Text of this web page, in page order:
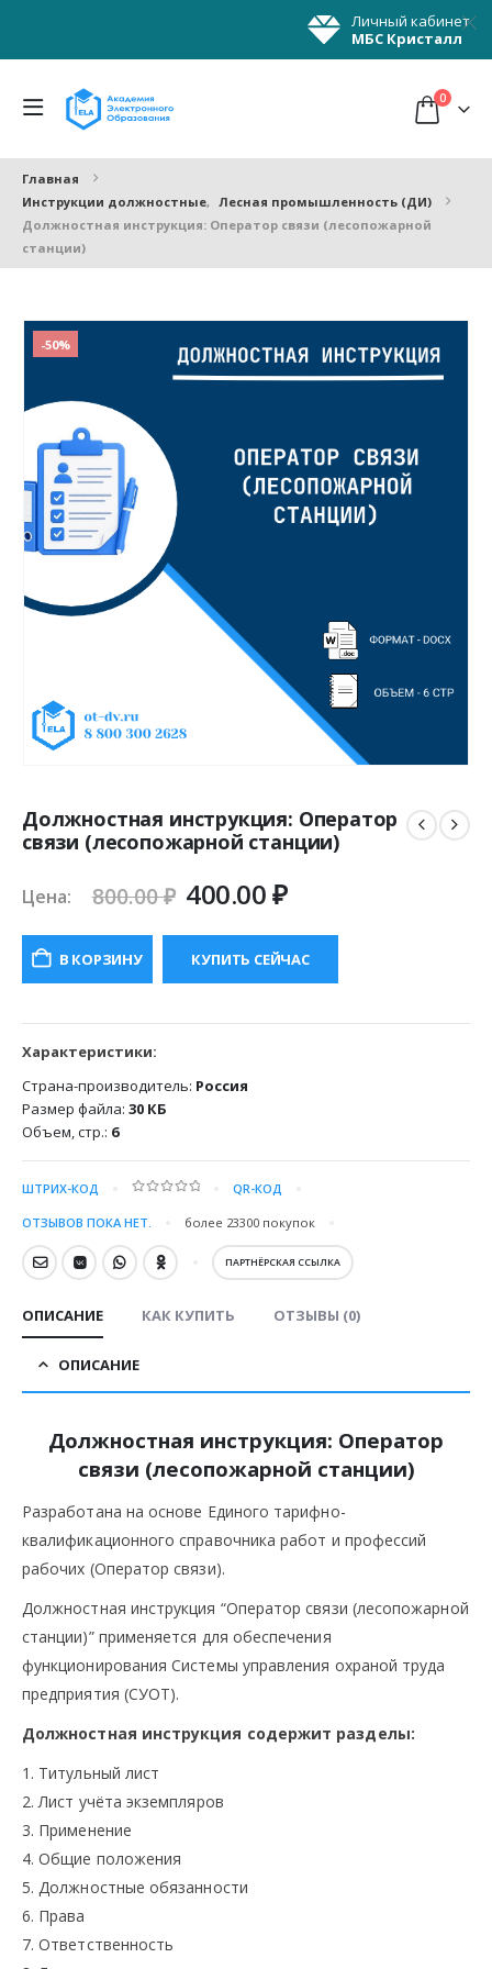
Личный кабинет
МБС Кристалл
0
Главная
Инструкции должностные, Лесная промышленность (ДИ)
Должностная инструкция: Оператор связи (лесопожарной
станции)
-50%
Должностная инструкция: Оператор
связи (лесопожарной станции)
Цена: 800.00₽ Первоначальная
составляла
800.00 ₽.
400.00₽Текущая
400.00 ₽.
В КОРЗИНУ КУПИТЬ СЕЙЧАС
Характеристики:
Страна-производитель: Россия
Размер файла: 30 КБ
Объем, стр.: 6
ШТРИХ-КОД QR-КОД
ОТЗЫВОВ ПОКА НЕТ. более 23300 покупок
ПАРТНЁРСКАЯ ССЫЛКА
ОПИСАНИЕ КАК КУПИТЬ ОТЗЫВЫ (0)
ОПИСАНИЕ
Должностная инструкция: Оператор
связи (лесопожарной станции)
Разработана на основе Единого тарифно-
квалификационного справочника работ и профессий
рабочих (Оператор связи).
Должностная инструкция “Оператор связи (лесопожарной
станции)” применяется для обеспечения
функционирования Системы управления охраной труда
предприятия (СУОТ).
Должностная инструкция содержит разделы:
1. Титульный лист
2. Лист учёта экземпляров
3. Применение
4. Общие положения
5. Должностные обязанности
6. Права
7. Ответственность